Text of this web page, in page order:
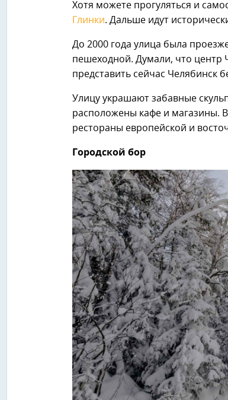
Хотя можете прогуляться и
Глинки. Дальше идут
До 2000 года улица была
пешеходной. Думали, что центр
представить сейчас Челябинск
Улицу украшают забавные
расположены кафе и магазины.
рестораны европейской и
Городской бор